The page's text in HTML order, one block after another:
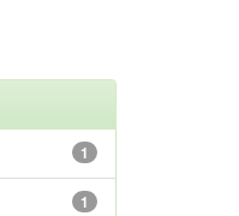
1
1